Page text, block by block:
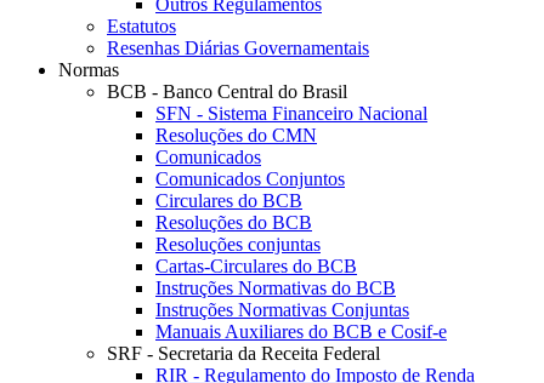
Outros Regulamentos
Estatutos
Resenhas Diárias Governamentais
Normas
BCB - Banco Central do Brasil
SFN - Sistema Financeiro Nacional
Resoluções do CMN
Comunicados
Comunicados Conjuntos
Circulares do BCB
Resoluções do BCB
Resoluções conjuntas
Cartas-Circulares do BCB
Instruções Normativas do BCB
Instruções Normativas Conjuntas
Manuais Auxiliares do BCB e Cosif-e
SRF - Secretaria da Receita Federal
RIR - Regulamento do Imposto de Renda